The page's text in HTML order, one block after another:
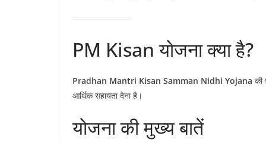
PM Kisan योजना क्या है?
Pradhan Mantri Kisan Samman Nidhi Yojana की
आर्थिक सहायता देना है।
योजना की मुख्य बातें